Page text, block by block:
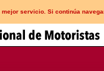
servicio. Si continúa